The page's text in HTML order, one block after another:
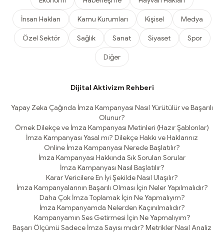
İnsan Hakları Kamu Kurumları Kişisel Medya
Özel Sektör Sağlık Sanat Siyaset Spor
Diğer
Dijital Aktivizm Rehberi
Yapay Zeka Çağında İmza Kampanyası Nasıl Yürütülür ve Başarılı
Olunur?
Örnek Dilekçe ve İmza Kampanyası Metinleri (Hazır Şablonlar)
İmza Kampanyası Yasal mı? Dilekçe Hakkı ve Haklarınız
Online İmza Kampanyası Nerede Başlatılır?
İmza Kampanyası Hakkında Sık Sorulan Sorular
İmza Kampanyası Nasıl Başlatılır?
Karar Vericilere En İyi Şekilde Nasıl Ulaşılır?
İmza Kampanyalarının Başarılı Olması İçin Neler Yapılmalıdır?
Daha Çok İmza Toplamak İçin Ne Yapmalıyım?
İmza Kampanyamda Nelerden Kaçınılmalıdır?
Kampanyamın Ses Getirmesi İçin Ne Yapmalıyım?
Başarı Ölçümü Sadece İmza Sayısı mıdır? Metrikler Nasıl Analiz